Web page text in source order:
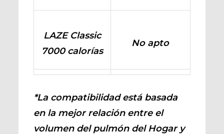
LAZE Classic
7000 calorías
No apto
*La compatibilidad está basada
en la mejor relación entre el
volumen del pulmón del Hogar y